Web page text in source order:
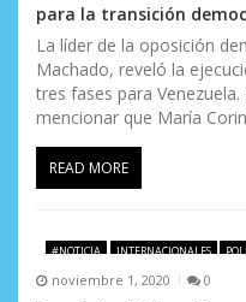
para la transición
La líder de la oposición
Machado, reveló la
tres fases para
mencionar que María
READ MORE
#NOTICIA INTERNACIONALES
noviembre 1, 2020 0